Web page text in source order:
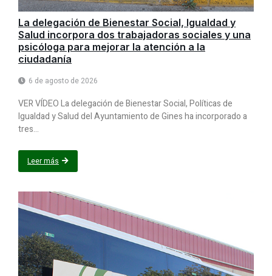
La delegación de Bienestar Social, Igualdad y
Salud incorpora dos trabajadoras sociales y una
psicóloga para mejorar la atención a la
ciudadanía
6 de agosto de 2026
VER VÍDEO La delegación de Bienestar Social, Políticas de
Igualdad y Salud del Ayuntamiento de Gines ha incorporado a
tres...
Leer más